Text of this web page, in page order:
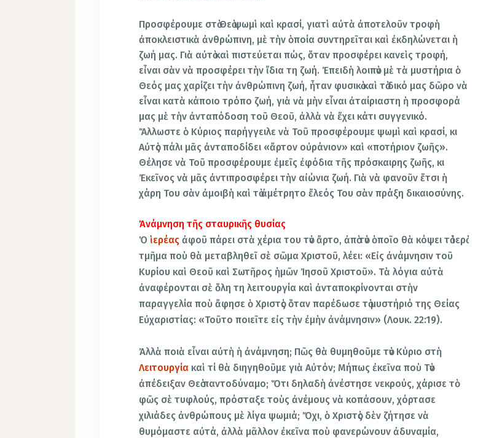
Προσφέρουμε στὸ Θεὸ ψωμὶ καὶ κρασί, γιατὶ αὐτὰ ἀποτελοῦν τροφὴ
ἀποκλειστικὰ ἀνθρώπινη, μὲ τὴν ὁποία συντηρεῖται καὶ ἐκδηλώνεται ἡ
ζωή μας. Γιὰ αὐτὸ καὶ πιστεύεται πώς, ὅταν προσφέρει κανεὶς τροφή,
εἶναι σὰν νὰ προσφέρει τὴν ἴδια τη ζωή. Ἐπειδὴ λοιπὸν μὲ τὰ μυστήρια ὁ
Θεός μας χαρίζει τὴν ἀνθρώπινη ζωή, ἦταν φυσικὸ καὶ τὸ δικό μας δῶρο νὰ
εἶναι κατὰ κάποιο τρόπο ζωή, γιὰ νὰ μὴν εἶναι ἀταίριαστη ἡ προσφορά
μας μὲ τὴν ἀνταπόδοση τοῦ Θεοῦ, ἀλλὰ νὰ ἔχει κάτι συγγενικό.
Ἄλλωστε ὁ Κύριος παρήγγειλε νὰ Τοῦ προσφέρουμε ψωμὶ καὶ κρασί, κι
Αὐτὸς πάλι μᾶς ἀνταποδίδει «ἄρτον οὐράνιον» καὶ «ποτήριον ζωῆς».
Θέλησε νὰ Τοῦ προσφέρουμε ἐμεῖς ἐφόδια τῆς πρόσκαιρης ζωῆς, κι
Ἐκεῖνος νὰ μᾶς ἀντιπροσφέρει τὴν αἰώνια ζωή. Γιὰ νὰ φανοῦν ἔτσι ἡ
χάρη Του σὰν ἀμοιβὴ καὶ τὸ ἀμέτρητο ἔλεός Του σὰν πράξη δικαιοσύνης.
Ἀνάμνηση τῆς σταυρικῆς θυσίας
Ὁἱερέας ἀφοῦ πάρει στὰ χέρια του τὸν ἄρτο, ἀπὸ τὸν ὁποῖο θὰ κόψει τὸ ἱερὸ
τμῆμα ποὺ θὰ μεταβληθεῖ σὲ σῶμα Χριστοῦ, λέει: «Εἰς ἀνάμνησιν τοῦ
Κυρίου καὶ Θεοῦ καὶ Σωτῆρος ἡμῶν Ἰησοῦ Χριστοῦ». Τὰ λόγια αὐτὰ
ἀναφέρονται σὲ ὅλη τη λειτουργία καὶ ἀνταποκρίνονται στὴν
παραγγελία ποὺ ἄφησε ὁ Χριστὸς ὅταν παρέδωσε τὸ μυστήριό της Θείας
Εὐχαριστίας: «Τοῦτο ποιεῖτε εἰς τὴν ἐμὴν ἀνάμνησιν» (Λουκ. 22:19).
Ἀλλὰ ποιὰ εἶναι αὐτὴ ἡ ἀνάμνηση; Πῶς θὰ θυμηθοῦμε τὸν Κύριο στὴ
Λειτουργία καὶ τί θὰ διηγηθοῦμε γιὰ Αὐτόν; Μήπως ἐκεῖνα ποὺ Τὸν
ἀπέδειξαν Θεὸ παντοδύναμο; Ὅτι δηλαδὴ ἀνέστησε νεκρούς, χάρισε τὸ
φῶς σὲ τυφλούς, πρόσταξε τοὺς ἀνέμους νὰ κοπάσουν, χόρτασε
χιλιάδες ἀνθρώπους μὲ λίγα ψωμιά; Ὄχι, ὁ Χριστὸς δὲν ζήτησε νὰ
θυμόμαστε αὐτά, ἀλλὰ μᾶλλον ἐκεῖνα ποὺ φανερώνουν ἀδυναμία,